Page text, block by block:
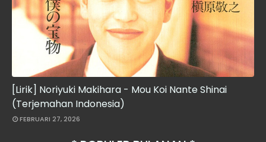
[Lirik] Noriyuki Makihara - Mou Koi Nante Shinai
(Terjemahan Indonesia)
FEBRUARI 27, 2026